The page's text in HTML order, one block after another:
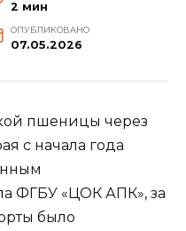
2 мин
ОПУБЛИКОВАНО
07.05.2026
пшеницы через
с начала года
ФГБУ «ЦОК АПК», за
было